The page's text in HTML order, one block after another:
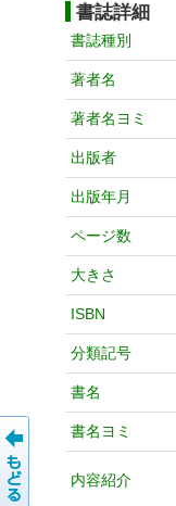
書誌詳細
書誌種別
著者名
著者名ヨミ
出版者
出版年月
ページ数
大きさ
ISBN
分類記号
書名
書名ヨミ
内容紹介